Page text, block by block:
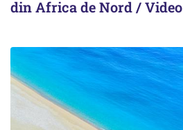
din Africa de Nord / Video